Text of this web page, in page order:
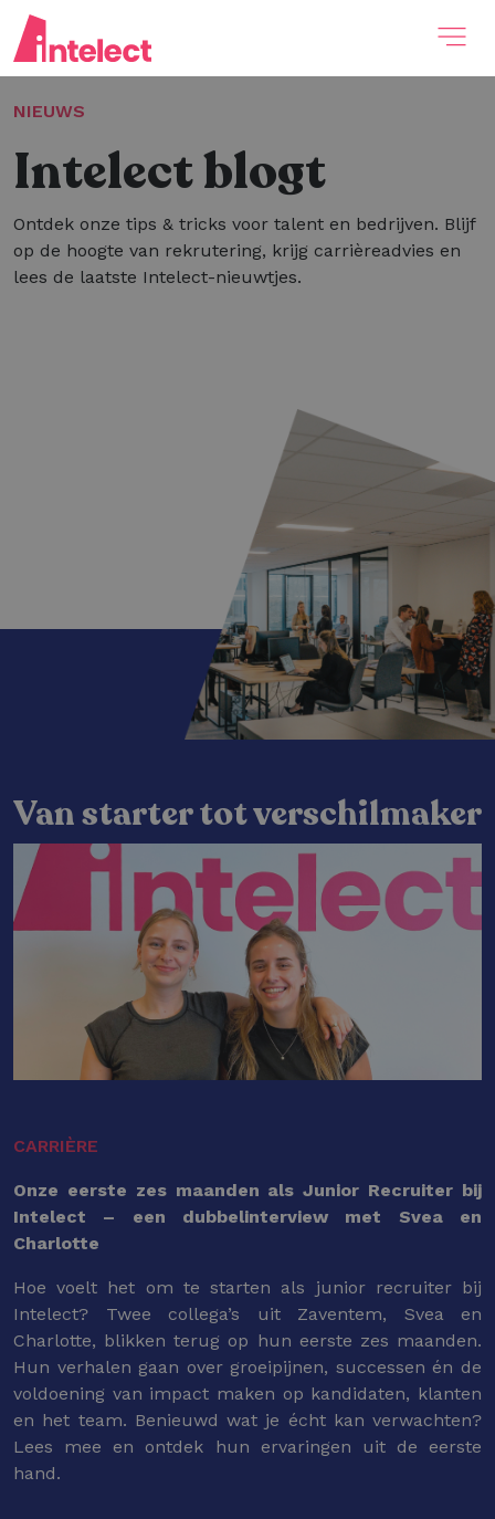
NIEUWS
Intelect blogt
Ontdek onze tips & tricks voor talent en bedrijven. Blijf
op de hoogte van rekrutering, krijg carrièreadvies en
lees de laatste Intelect-nieuwtjes.
Van starter tot verschilmaker
CARRIÈRE
Onze eerste zes maanden als Junior Recruiter bij
Intelect – een dubbelinterview met Svea en
Charlotte
Hoe voelt het om te starten als junior recruiter bij
Intelect? Twee collega’s uit Zaventem, Svea en
Charlotte, blikken terug op hun eerste zes maanden.
Hun verhalen gaan over groeipijnen, successen én de
voldoening van impact maken op kandidaten, klanten
en het team. Benieuwd wat je écht kan verwachten?
Lees mee en ontdek hun ervaringen uit de eerste
hand.